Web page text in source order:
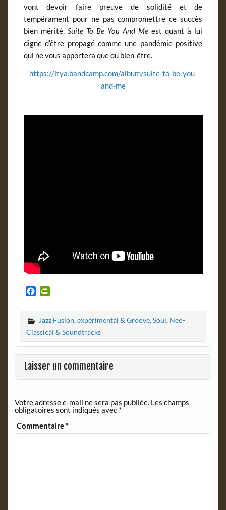
vont devoir faire preuve de solidité et de
tempérament pour ne pas compromettre ce succès
bien mérité. Suite To Be You And Me est quant à lui
digne d’être propagé comme une pandémie positive
qui ne vous apportera que du bien-être.
https://itya.bandcamp.com/album/suite-to-be-you-
and-me
c
e
b
o
o
k
i
n
t
F
r
i
e
n
l
y
Jazz Fusion, expérimental & Groove, Soul, Neo-
Classical & Soundtracks
Laisser un commentaire
Votre adresse e-mail ne sera pas publiée. Les champs
obligatoires sont indiqués avec *
Commentaire*